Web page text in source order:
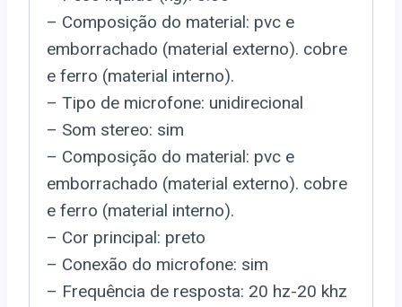
– Composição do material: pvc e
emborrachado (material externo). cobre
e ferro (material interno).
– Tipo de microfone: unidirecional
– Som stereo: sim
– Composição do material: pvc e
emborrachado (material externo). cobre
e ferro (material interno).
– Cor principal: preto
– Conexão do microfone: sim
– Frequência de resposta: 20 hz-20 khz